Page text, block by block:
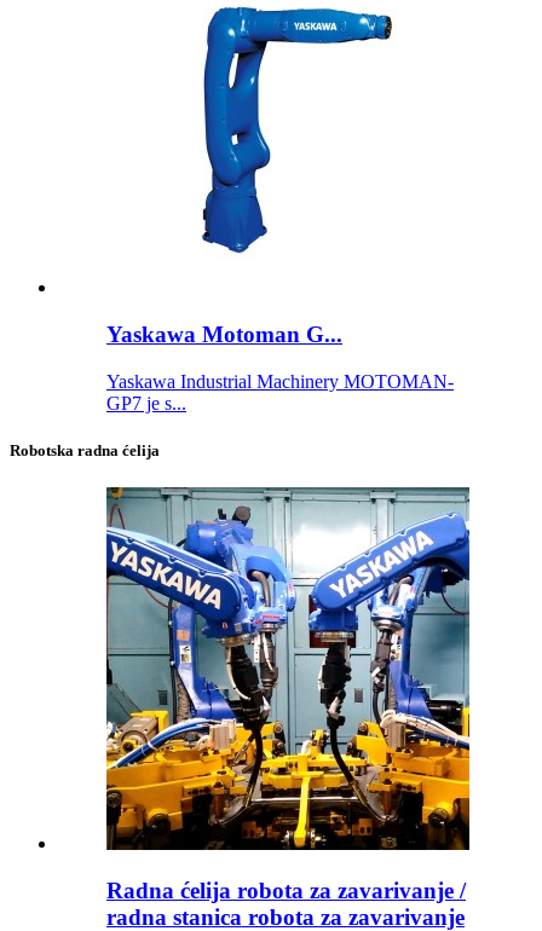
Yaskawa Motoman G...
Yaskawa Industrial Machinery MOTOMAN-
GP7 je s...
Robotska radna ćelija
Radna ćelija robota za zavarivanje /
radna stanica robota za zavarivanje